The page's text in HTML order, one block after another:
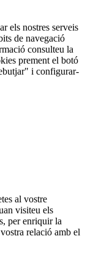
els nostres serveis
de navegació
consulteu la
prement el botó
i configurar-
al vostre
visiteu els
per enriquir la
relació amb el